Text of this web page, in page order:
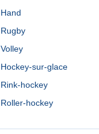
Hand
Rugby
Volley
Hockey-sur-glace
Rink-hockey
Roller-hockey